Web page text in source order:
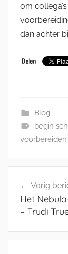
om
dan achter
Blog
begin
voorbereiden
navigatie
Vorig
Het
– Trudi